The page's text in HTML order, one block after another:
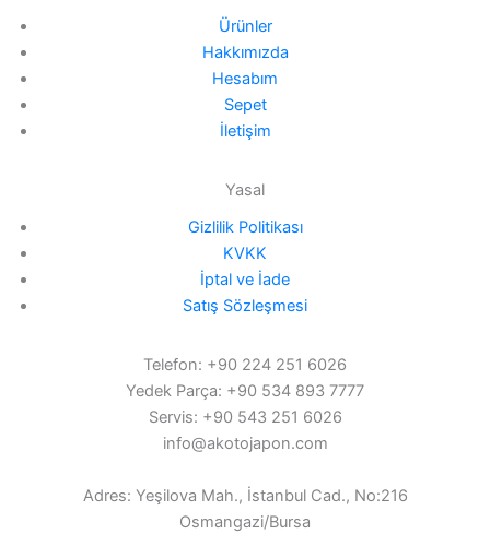
Ürünler
Hakkımızda
Hesabım
Sepet
İletişim
Yasal
Gizlilik Politikası
KVKK
İptal ve İade
Satış Sözleşmesi
Telefon: +90 224 251 6026
Yedek Parça: +90 534 893 7777
Servis: +90 543 251 6026
info@akotojapon.com
Adres: Yeşilova Mah., İstanbul Cad., No:216
Osmangazi/Bursa